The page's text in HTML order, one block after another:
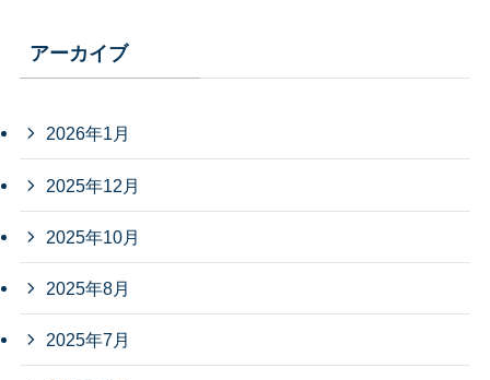
アーカイブ
2026年1月
2025年12月
2025年10月
2025年8月
2025年7月